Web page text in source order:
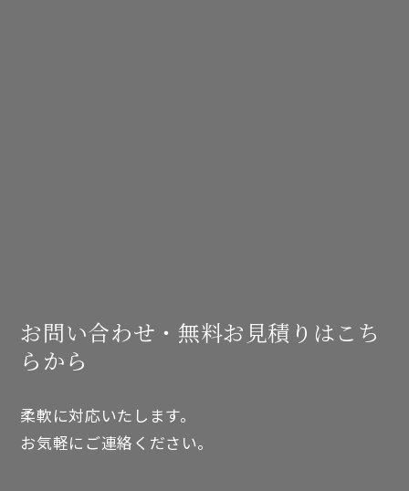
お問い合わせ・無料お見積りはこち
らから
柔軟に対応いたします。
お気軽にご連絡ください。